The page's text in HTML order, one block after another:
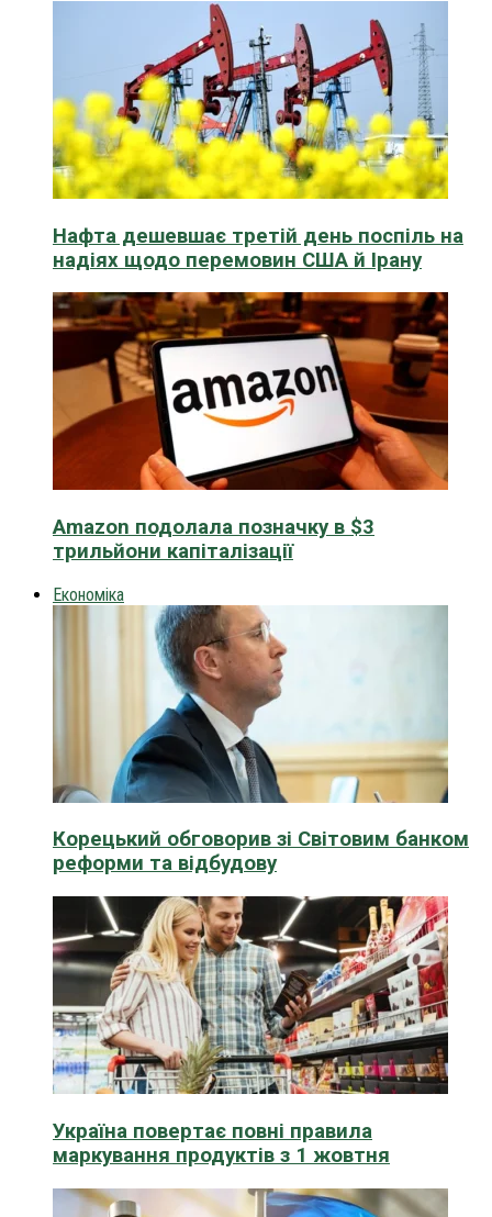
Нафта дешевшає третій день поспіль на
надіях щодо перемовин США й Ірану
Amazon подолала позначку в $3
трильйони капіталізації
Економіка
Корецький обговорив зі Світовим банком
реформи та відбудову
Україна повертає повні правила
маркування продуктів з 1 жовтня